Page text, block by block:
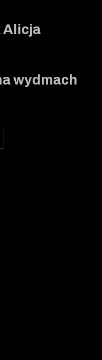
Alicja
wydmach